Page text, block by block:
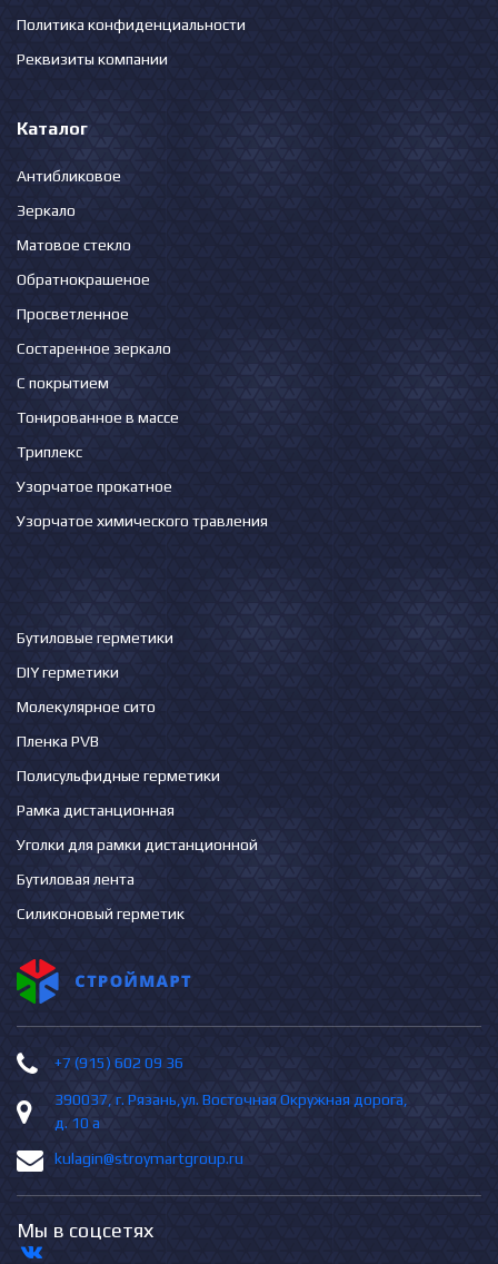
Политика конфиденциальности
Реквизиты компании
Каталог
Антибликовое
Зеркало
Матовое стекло
Обратнокрашеное
Просветленное
Состаренное зеркало
С покрытием
Тонированное в массе
Триплекс
Узорчатое прокатное
Узорчатое химического травления
Бутиловые герметики
DIY герметики
Молекулярное сито
Пленка PVB
Полисульфидные герметики
Рамка дистанционная
Уголки для рамки дистанционной
Бутиловая лента
Силиконовый герметик
+7 (915) 602 09 36
390037, г. Рязань,ул. Восточная Окружная дорога,
д. 10 а
kulagin@stroymartgroup.ru
Мы в соцсетях